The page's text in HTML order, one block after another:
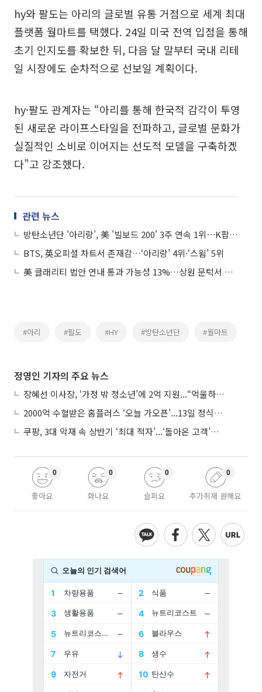
hy와 팔도는 아리의 글로벌 유통 거점으로 세계 최대
플랫폼 월마트를 택했다. 24일 미국 전역 입점을 통해
초기 인지도를 확보한 뒤, 다음 달 말부터 국내 리테
일 시장에도 순차적으로 선보일 계획이다.
hy·팔도 관계자는 “아리를 통해 한국적 감각이 투영
된 새로운 라이프스타일을 전파하고, 글로벌 문화가
실질적인 소비로 이어지는 선도적 모델을 구축하겠
다”고 강조했다.
관련 뉴스
방탄소년단 '아리랑', 美 '빌보드 200' 3주 연속 1위⋯K팝 최초
BTS, 英오피셜 차트서 존재감…‘아리랑’ 4위·‘스윔’ 5위
美 클래리티 법안 연내 통과 가능성 13%…상원 문턱서 제동
#아리 #팔도 #HY #방탄소년단 #월마트
정영인 기자의 주요 뉴스
장혜선 이사장, ‘가정 밖 청소년’에 2억 지원...“억울하고 아파도 단단해지길”
2000억 수혈받은 홈플러스 ‘오늘 가오픈’...13일 정식 개장 시험대
쿠팡, 3대 악재 속 상반기 ‘최대 적자’...‘돌아온 고객’에 수익성 반등 주목
좋아요
0
화나요
0
슬퍼요
0
추가취재 원해요
0